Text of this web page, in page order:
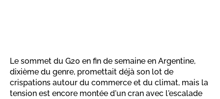
Le sommet du G20 en fin de semaine en Argentine,
dixième du genre, promettait déjà son lot de
crispations autour du commerce et du climat, mais la
tension est encore montée d'un cran avec l'escalade